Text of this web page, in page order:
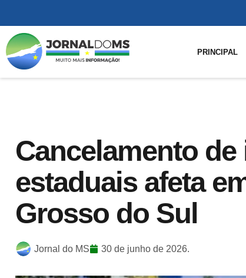
PRINCIPAL
Cancelamento
estaduais afeta
Grosso do Sul
Jornal do MS 30 de junho de 2026.